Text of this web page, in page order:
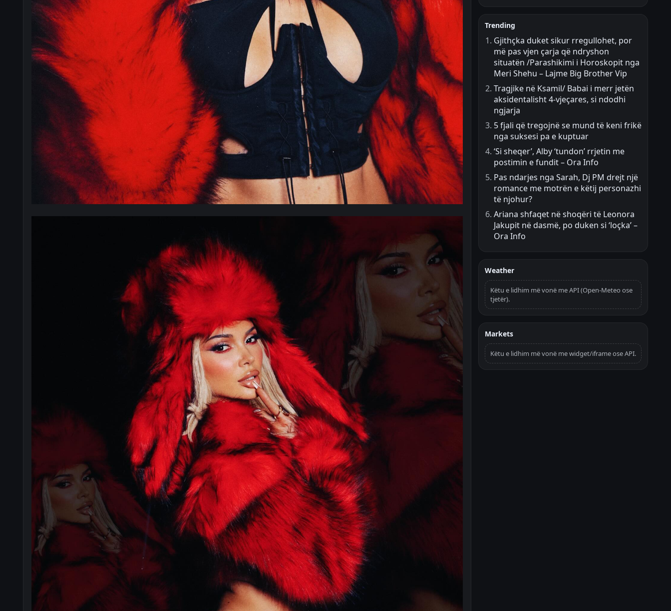
Trending
Gjithçka duket sikur rregullohet, por
më pas vjen çarja që ndryshon
situatën /Parashikimi i Horoskopit nga
Meri Shehu – Lajme Big Brother Vip
Tragjike në Ksamil/ Babai i merr jetën
aksidentalisht 4-vjeçares, si ndodhi
ngjarja
5 fjali që tregojnë se mund të keni frikë
nga suksesi pa e kuptuar
‘Si sheqer’, Alby ‘tundon’ rrjetin me
postimin e fundit – Ora Info
Pas ndarjes nga Sarah, Dj PM drejt një
romance me motrën e këtij personazhi
të njohur?
Ariana shfaqet në shoqëri të Leonora
Jakupit në dasmë, po duken si ‘loçka’ –
Ora Info
Weather
Këtu e lidhim më vonë me API (Open-Meteo ose
tjetër).
Markets
Këtu e lidhim më vonë me widget/iframe ose API.